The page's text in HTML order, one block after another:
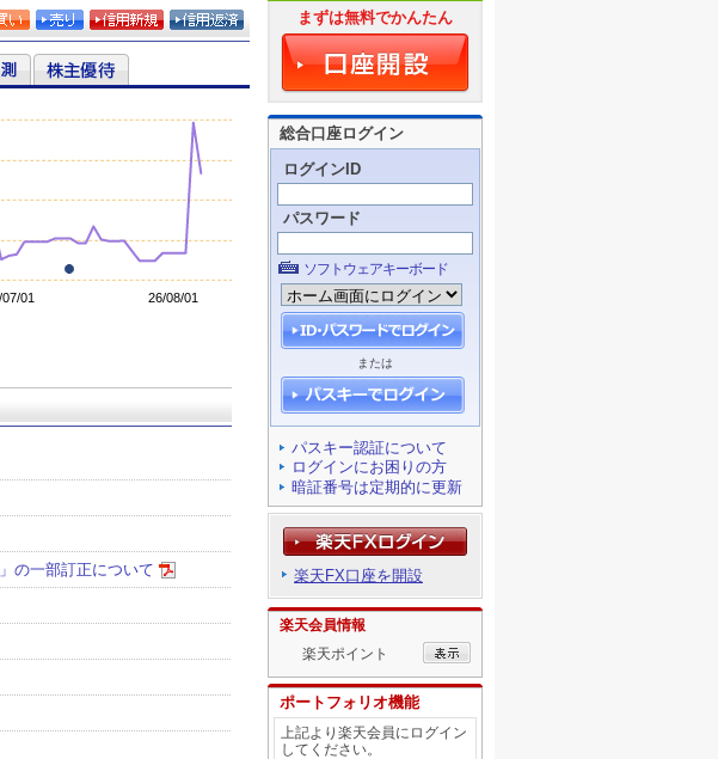
まずは無料でかんたん
総合口座ログイン
ログインID
パスワード
ソフトウェアキーボード
または
パスキー認証について
ログインにお困りの方
暗証番号は定期的に更新
楽天FX口座を開設
楽天会員情報
楽天ポイント
ポートフォリオ機能
上記より楽天会員にログイン
してください。